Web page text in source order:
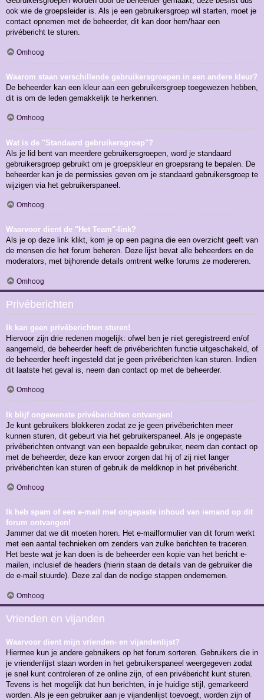
ook wie de groepsleider is. Als je een gebruikersgroep wil starten, moet je
contact opnemen met de beheerder, dit kan door hem/haar een
privébericht te sturen.
Omhoog
Waarom staan verschillende gebruikersgroepen in een andere kleur?
De beheerder kan een kleur aan een gebruikersgroep toegewezen hebben,
dit is om de leden gemakkelijk te herkennen.
Omhoog
Wat is de "Standaard gebruikersgroep"?
Als je lid bent van meerdere gebruikersgroepen, word je standaard
gebruikersgroep gebruikt om je groepskleur en groepsrang te bepalen. De
beheerder kan je de permissies geven om je standaard gebruikersgroep te
wijzigen via het gebruikerspaneel.
Omhoog
Waarvoor dient de "Het Team"-link?
Als je op deze link klikt, kom je op een pagina die een overzicht geeft van
de mensen die het forum beheren. Deze lijst bevat alle beheerders en de
moderators, met bijhorende details omtrent welke forums ze modereren.
Omhoog
Privéberichten
Ik kan geen privéberichten sturen!
Hiervoor zijn drie redenen mogelijk: ofwel ben je niet geregistreerd en/of
aangemeld, de beheerder heeft de privéberichten functie uitgeschakeld, of
de beheerder heeft ingesteld dat je geen privéberichten kan sturen. Indien
dit laatste het geval is, neem dan contact op met de beheerder.
Omhoog
Ik blijf ongewenste privéberichten ontvangen!
Je kunt gebruikers blokkeren zodat ze je geen privéberichten meer
kunnen sturen, dit gebeurt via het gebruikerspaneel. Als je ongepaste
privéberichten ontvangt van een bepaalde gebruiker, neem dan contact op
met de beheerder, deze kan ervoor zorgen dat hij of zij niet langer
privéberichten kan sturen of gebruik de meldknop in het privébericht.
Omhoog
Ik heb spam of een e-mail met ongepaste inhoud van iemand op dit
forum ontvangen!
Jammer dat we dit moeten horen. Het e-mailformulier van dit forum werkt
met een aantal technieken om zenders van zulke berichten te traceren.
Het beste wat je kan doen is de beheerder een kopie van het bericht e-
mailen, inclusief de headers (hierin staan de details van de gebruiker die
de e-mail stuurde). Deze zal dan de nodige stappen ondernemen.
Omhoog
Vrienden en vijanden
Waarvoor dient mijn vrienden- en vijandenlijst?
Hiermee kun je andere gebruikers op het forum sorteren. Gebruikers die in
je vriendenlijst staan worden in het gebruikerspaneel weergegeven zodat
je snel kunt controleren of ze online zijn, of een privébericht kunt sturen.
Tevens is het mogelijk dat hun berichten, in je huidige stijl, gemarkeerd
worden. Als je een gebruiker aan je vijandenlijst toevoegt, worden zijn of